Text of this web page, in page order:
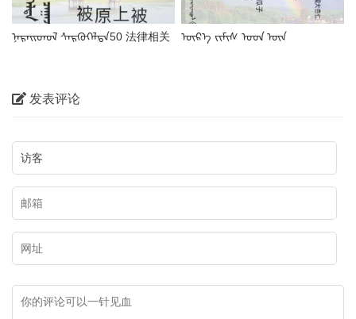
ᠨᠡᠷᠡᠢᠳᠦᠯ ᠰᠡᠷᠭᠦᠭᠡᠯᠲᠡ50 法律相关
ᠦᠷ᠎ᠡ ᠵᠢᠮᠢᠰ ᠤᠳ ᠦᠨ
发表评论